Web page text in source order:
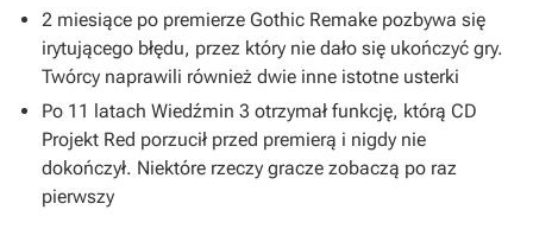
2 miesiące po premierze Gothic Remake pozbywa się
irytującego błędu, przez który nie dało się ukończyć gry.
Twórcy naprawili również dwie inne istotne usterki
Po 11 latach Wiedźmin 3 otrzymał funkcję, którą CD
Projekt Red porzucił przed premierą i nigdy nie
dokończył. Niektóre rzeczy gracze zobaczą po raz
pierwszy